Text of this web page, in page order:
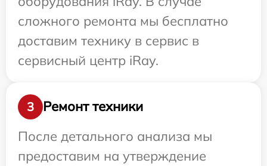
сложного ремонта мы бесплатно
доставим технику в сервис в
сервисный центр iRay.
3
Ремонт техники
После детального анализа мы
предоставим на утверждение